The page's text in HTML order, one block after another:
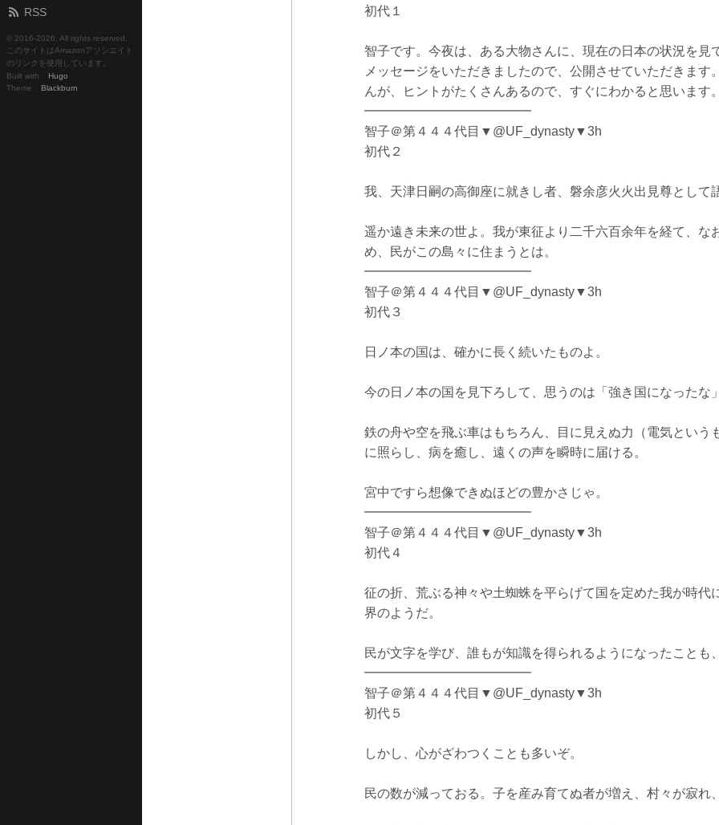
RSS
© 2016-2026. All rights reserved.
このサイトはAmazonアソシエイト
のリンクを使用しています。
Built with
Hugo
Theme
Blackburn
初代１
智子です。今夜は、ある大物さんに、現在の日本の状況を見
メッセージをいただきましたので、公開させていただきます
んが、ヒントがたくさんあるので、すぐにわかると思います
━━━━━━━━━━━━━
智子＠第４４４代目▼@UF_dynasty▼3h
初代２
我、天津日嗣の高御座に就きし者、磐余彦火火出見尊として
遥か遠き未来の世よ。我が東征より二千六百余年を経て、な
め、民がこの島々に住まうとは。
━━━━━━━━━━━━━
智子＠第４４４代目▼@UF_dynasty▼3h
初代３
日ノ本の国は、確かに長く続いたものよ。
今の日ノ本の国を見下ろして、思うのは「強き国になったな
鉄の舟や空を飛ぶ車はもちろん、目に見えぬ力（電気という
に照らし、病を癒し、遠くの声を瞬時に届ける。
宮中ですら想像できぬほどの豊かさじゃ。
━━━━━━━━━━━━━
智子＠第４４４代目▼@UF_dynasty▼3h
初代４
征の折、荒ぶる神々や土蜘蛛を平らげて国を定めた我が時代
界のようだ。
民が文字を学び、誰もが知識を得られるようになったことも
━━━━━━━━━━━━━
智子＠第４４４代目▼@UF_dynasty▼3h
初代５
しかし、心がざわつくことも多いぞ。
民の数が減っておる。子を産み育てぬ者が増え、村々が寂れ